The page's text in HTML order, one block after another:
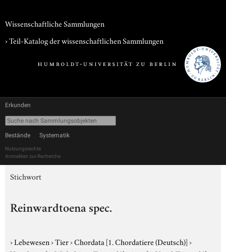
Wissenschaftliche Sammlungen
› Teil-Katalog der wissenschaftlichen Sammlungen
Erkunden
Bestände Systematik
Nutzungsrechte
Anmelden zur Recherche
Stichwort
Reinwardtoena spec.
›Lebewesen›Tier›Chordata [1. Chordatiere (Deutsch)]›